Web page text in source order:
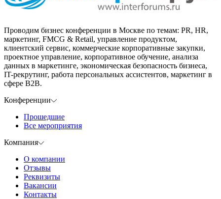
Проводим бизнес конференции в Москве по темам: PR, HR,
маркетинг, FMCG & Retail, управление продуктом,
клиентский сервис, коммерческие корпоративные закупки,
проектное управление, корпоративное обучение, анализа
данных в маркетинге, экономическая безопасность бизнеса,
IT-рекрутинг, работа персональных ассистентов, маркетинг в
сфере B2B.
Конференции
Прошедшие
Все мероприятия
Компания
О компании
Отзывы
Реквизиты
Вакансии
Контакты